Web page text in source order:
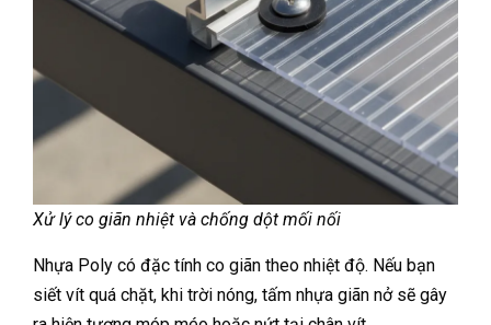
Xử lý co giãn nhiệt và chống dột mối nối
Nhựa Poly có đặc tính co giãn theo nhiệt độ. Nếu bạn
siết vít quá chặt, khi trời nóng, tấm nhựa giãn nở sẽ gây